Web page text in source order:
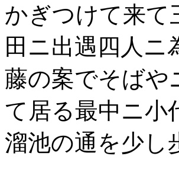
かぎつけて来
田ニ出遇四人ニ
藤の案でそばや
て居る最中ニ
溜池の通を少し